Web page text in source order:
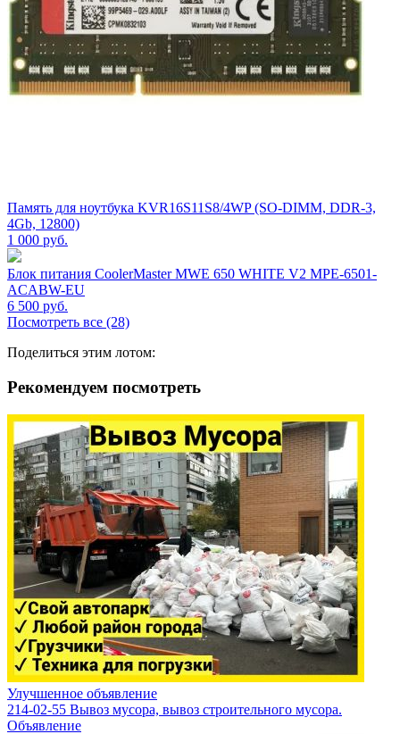
Память для ноутбука KVR16S11S8/4WP (SO-DIMM, DDR-3,
4Gb, 12800)
1 000 руб.
Блок питания CoolerMaster MWE 650 WHITE V2 MPE-6501-
ACABW-EU
6 500 руб.
Посмотреть все (28)
Поделиться этим лотом:
Рекомендуем посмотреть
Улучшенное объявление
214-02-55 Вывоз мусора, вывоз строительного мусора.
Объявление